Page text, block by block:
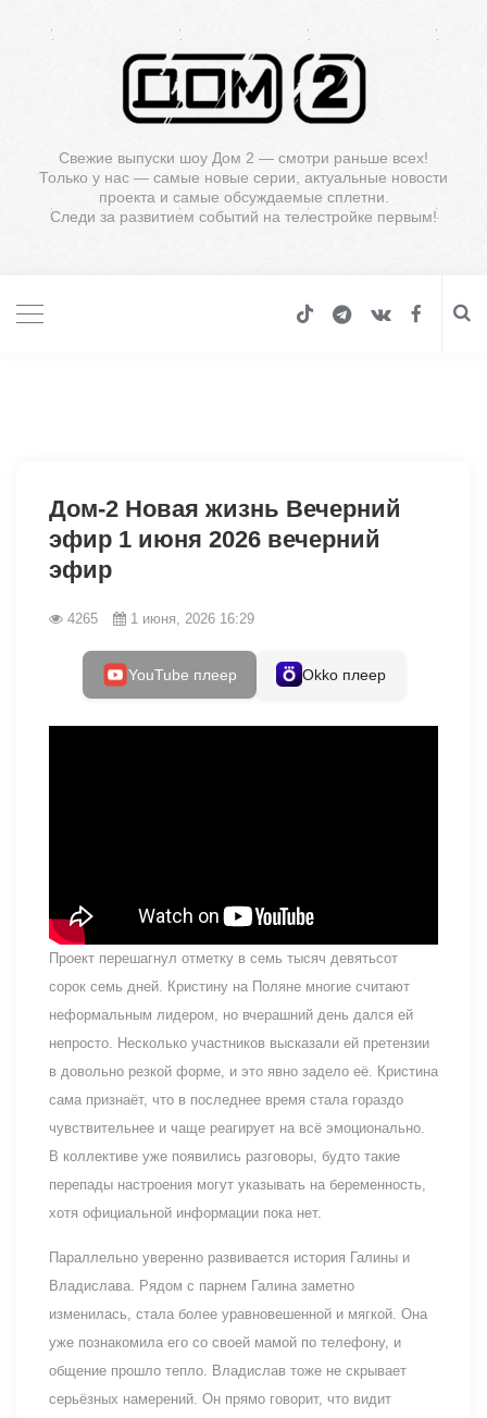
Свежие выпуски шоу Дом 2 — смотри раньше всех!
Только у нас — самые новые серии, актуальные новости
проекта и самые обсуждаемые сплетни.
Следи за развитием событий на телестройке первым!
Дом-2 Новая жизнь Вечерний
эфир 1 июня 2026 вечерний
эфир
4265 1 июня, 2026 16:29
YouTube плеер Okko плеер
Проект перешагнул отметку в семь тысяч девятьсот
сорок семь дней. Кристину на Поляне многие считают
неформальным лидером, но вчерашний день дался ей
непросто. Несколько участников высказали ей претензии
в довольно резкой форме, и это явно задело её. Кристина
сама признаёт, что в последнее время стала гораздо
чувствительнее и чаще реагирует на всё эмоционально.
В коллективе уже появились разговоры, будто такие
перепады настроения могут указывать на беременность,
хотя официальной информации пока нет.
Параллельно уверенно развивается история Галины и
Владислава. Рядом с парнем Галина заметно
изменилась, стала более уравновешенной и мягкой. Она
уже познакомила его со своей мамой по телефону, и
общение прошло тепло. Владислав тоже не скрывает
серьёзных намерений. Он прямо говорит, что видит